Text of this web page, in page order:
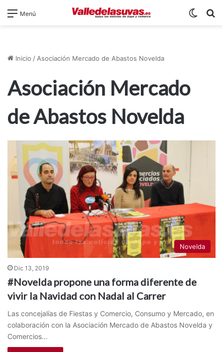
Menú
Inicio / Asociación Mercado de Abastos Novelda
Asociación Mercado
de Abastos Novelda
Novelda
Dic 13, 2019
#Novelda propone una forma diferente de
vivir la Navidad con Nadal al Carrer
Las concejalías de Fiestas y Comercio, Consumo y Mercado, en
colaboración con la Asociación Mercado de Abastos Novelda y
Comercios…